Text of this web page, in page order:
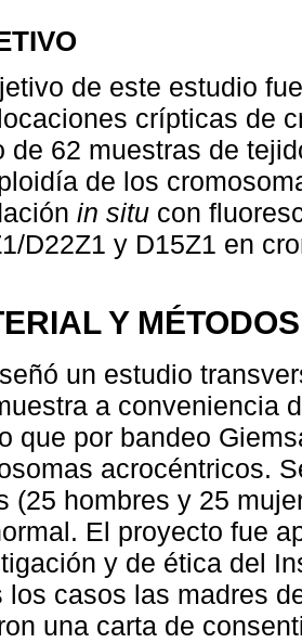
de este estudio
crípticas de
de 62 muestras de
de los
in situ con
D22Z1 y D15Z1 en
Y MÉTODOS
un estudio
a conveniencia
que por bandeo
acrocéntricos.
(25 hombres y 25
El proyecto fue
y de ética del
los casos las madres
una carta de